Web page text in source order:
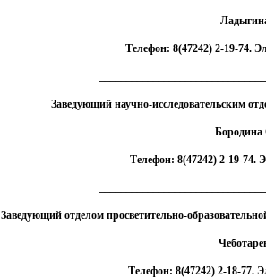
Телефон: 8(47242) 2-19-74.
Заведующий научно-исследовательским
Бородина
Телефон: 8(47242) 2-19-74.
Заведующий отделом просветительно-
Телефон: 8(47242) 2-18-77.